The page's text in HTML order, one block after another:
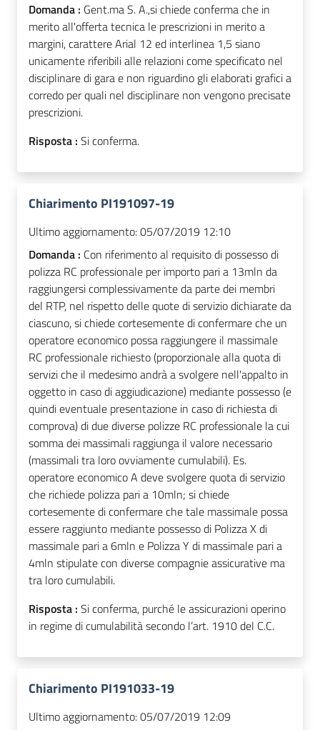
Domanda : Gent.ma S. A.,si chiede conferma che in
merito all'offerta tecnica le prescrizioni in merito a
margini, carattere Arial 12 ed interlinea 1,5 siano
unicamente riferibili alle relazioni come specificato nel
disciplinare di gara e non riguardino gli elaborati grafici a
corredo per quali nel disciplinare non vengono precisate
prescrizioni.
Risposta : Si conferma.
Chiarimento PI191097-19
Ultimo aggiornamento:05/07/2019 12:10
Domanda : Con riferimento al requisito di possesso di
polizza RC professionale per importo pari a 13mln da
raggiungersi complessivamente da parte dei membri
del RTP, nel rispetto delle quote di servizio dichiarate da
ciascuno, si chiede cortesemente di confermare che un
operatore economico possa raggiungere il massimale
RC professionale richiesto (proporzionale alla quota di
servizi che il medesimo andrà a svolgere nell'appalto in
oggetto in caso di aggiudicazione) mediante possesso (e
quindi eventuale presentazione in caso di richiesta di
comprova) di due diverse polizze RC professionale la cui
somma dei massimali raggiunga il valore necessario
(massimali tra loro ovviamente cumulabili). Es.
operatore economico A deve svolgere quota di servizio
che richiede polizza pari a 10mln; si chiede
cortesemente di confermare che tale massimale possa
essere raggiunto mediante possesso di Polizza X di
massimale pari a 6mln e Polizza Y di massimale pari a
4mln stipulate con diverse compagnie assicurative ma
tra loro cumulabili.
Risposta : Si conferma, purché le assicurazioni operino
in regime di cumulabilità secondo l’art. 1910 del C.C.
Chiarimento PI191033-19
Ultimo aggiornamento:05/07/2019 12:09